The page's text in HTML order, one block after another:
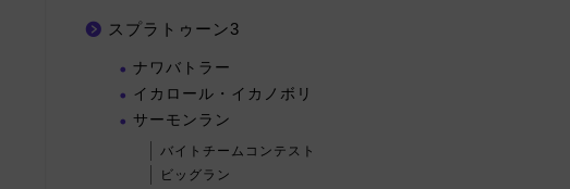
スプラトゥーン3
ナワバトラー
イカロール・イカノボリ
サーモンラン
バイトチームコンテスト
ビッグラン